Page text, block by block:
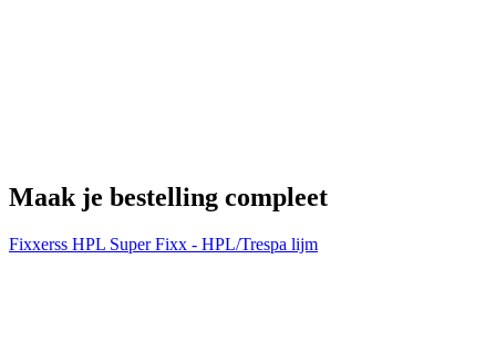
Maak je bestelling compleet
Fixxerss HPL Super Fixx - HPL/Trespa lijm